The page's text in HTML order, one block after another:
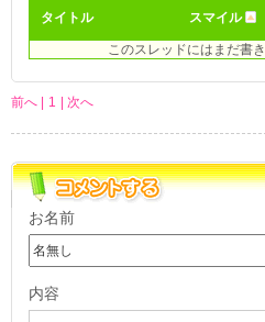
タイトル スマイル
このスレッドにはまだ書
前へ | 1 | 次へ
お名前
内容